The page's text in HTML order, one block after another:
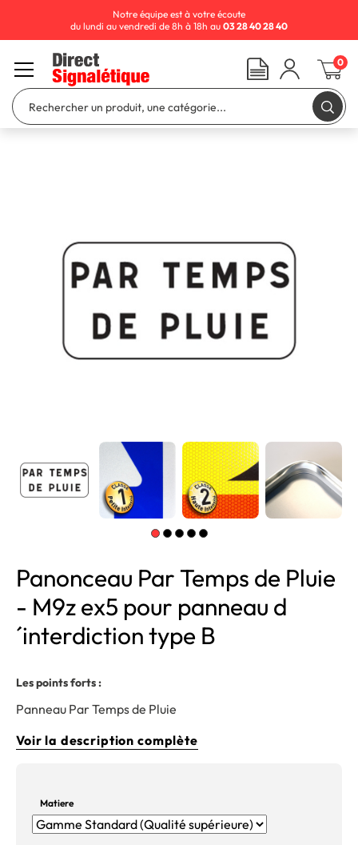
Panonceau Par Temps de Pluie
- M9z ex5 pour panneau d
´interdiction type B
Les points forts :
Panneau Par Temps de Pluie
Voir la description complète
Matiere
Notre équipe est à votre écoute
du lundi au vendredi de 8h à 18h au 03 28 40 28 40
0